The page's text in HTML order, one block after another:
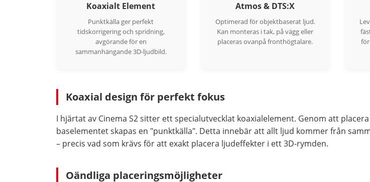
Koaxialt Element
Punktkälla ger perfekt
tidskorrigering och spridning,
avgörande för en
sammanhängande 3D-ljudbild.
Atmos & DTS:X
Optimerad för objektbaserat ljud.
Kan monteras i tak, på vägg eller
placeras ovanpå fronthögtalare.
Koaxial design för perfekt fokus
I hjärtat av Cinema S2 sitter ett specialutvecklat koaxialelement. Genom att
baselementet skapas en "punktkälla". Detta innebär att allt ljud kommer från
– precis vad som krävs för att exakt placera ljudeffekter i ett 3D-rymden.
Oändliga placeringsmöjligheter